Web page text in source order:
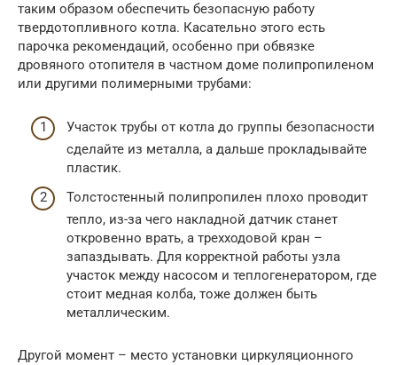
таким образом обеспечить безопасную работу
твердотопливного котла. Касательно этого есть
парочка рекомендаций, особенно при обвязке
дровяного отопителя в частном доме полипропиленом
или другими полимерными трубами:
Участок трубы от котла до группы безопасности
сделайте из металла, а дальше прокладывайте
пластик.
Толстостенный полипропилен плохо проводит
тепло, из-за чего накладной датчик станет
откровенно врать, а трехходовой кран –
запаздывать. Для корректной работы узла
участок между насосом и теплогенератором, где
стоит медная колба, тоже должен быть
металлическим.
Другой момент – место установки циркуляционного